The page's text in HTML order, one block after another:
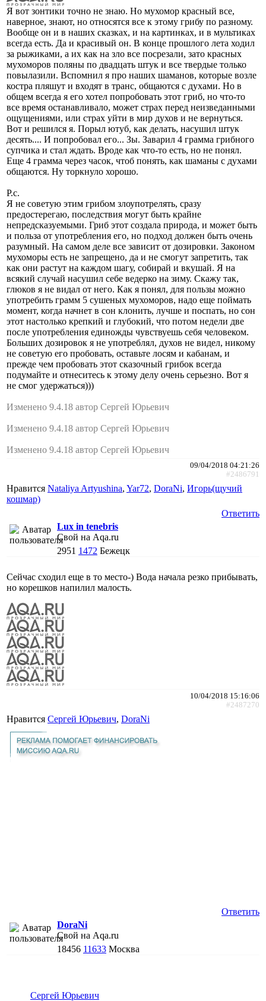
Я вот зонтики точно не знаю. Но мухомор красный все,
наверное, знают, но относятся все к этому грибу по разному.
Вообще он и в наших сказках, и на картинках, и в мультиках
всегда есть. Да и красивый он. В конце прошлого лета ходил
за рыжиками, а их как на зло все посрезали, зато красных
мухоморов поляны по двадцать штук и все твердые только
повылазили. Вспомнил я про наших шаманов, которые возле
костра пляшут и входят в транс, общаются с духами. Но в
общем всегда я его хотел попробовать этот гриб, но что-то
все время останавливало, может страх перед неизведанными
ощущениями, или страх уйти в мир духов и не вернуться.
Вот и решился я. Порыл ютуб, как делать, насушил штук
десять.... И попробовал его... Зы. Заварил 4 грамма грибного
супчика и стал ждать. Вроде как что-то есть, но не понял.
Еще 4 грамма через часок, чтоб понять, как шаманы с духами
общаются. Ну торкнуло хорошо.
Р.с.
Я не советую этим грибом злоупотрелять, сразу
предостерегаю, последствия могут быть крайне
непредсказуемыми. Гриб этот создала природа, и может быть
и польза от употребления его, но подход должен быть очень
разумный. На самом деле все зависит от дозировки. Законом
мухоморы есть не запрещено, да и не смогут запретить, так
как они растут на каждом шагу, собирай и вкушай. Я на
всякий случай насушил себе ведерко на зиму. Скажу так,
глюков я не видал от него. Как я понял, для пользы можно
употребить грамм 5 сушеных мухоморов, надо еще поймать
момент, когда начнет в сон клонить, лучше и поспать, но сон
этот настолько крепкий и глубокий, что потом недели две
после употребления единожды чувствуешь себя человеком.
Больших дозировок я не употреблял, духов не видел, никому
не советую его пробовать, оставьте лосям и кабанам, и
прежде чем пробовать этот сказочный грибок всегда
подумайте и отнеситесь к этому делу очень серьезно. Вот я
не смог удержаться)))
Изменено 9.4.18 автор Сергей Юрьевич
Изменено 9.4.18 автор Сергей Юрьевич
Изменено 9.4.18 автор Сергей Юрьевич
09/04/2018 04:21:26
#2486791
Нравится Nataliya Artyushina, Yar72, DoraNi, Игорь(щучий
кошмар)
Ответить
Lux in tenebris
Свой на Aqa.ru
2951 1472 Бежецк
Сейчас сходил еще в то место-) Вода начала резко прибывать,
но корешков напилил малость.
10/04/2018 15:16:06
#2487270
Нравится Сергей Юрьевич, DoraNi
Ответить
DoraNi
Свой на Aqa.ru
18456 11633 Москва
Сергей Юрьевич